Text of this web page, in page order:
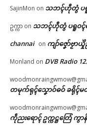
SajinMon on သဘၚ်ဟီုတွံ ပရူ
ဥက္ကာ on သဘၚ်ဟီုတွံ ပရူဝၚ်က
channai on ကျာ်ဇၞော်ဗၟာ
Monland on DVB Radio
တမုက်ရုၚ်သၞောဝ်ဓဝ် ခရိုၚ်
ကဵုညးရောၚ် ဥက္ကဋ္ဌတြေံ ကွ